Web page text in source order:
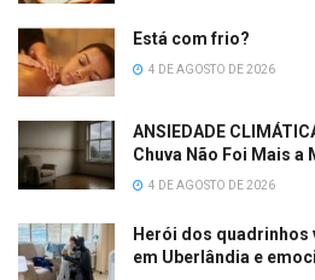
Está com frio?
4 DE AGOSTO DE 2026
ANSIEDADE
Chuva Não Foi Mais a
4 DE AGOSTO DE 2026
Herói dos
em Uberlândia e